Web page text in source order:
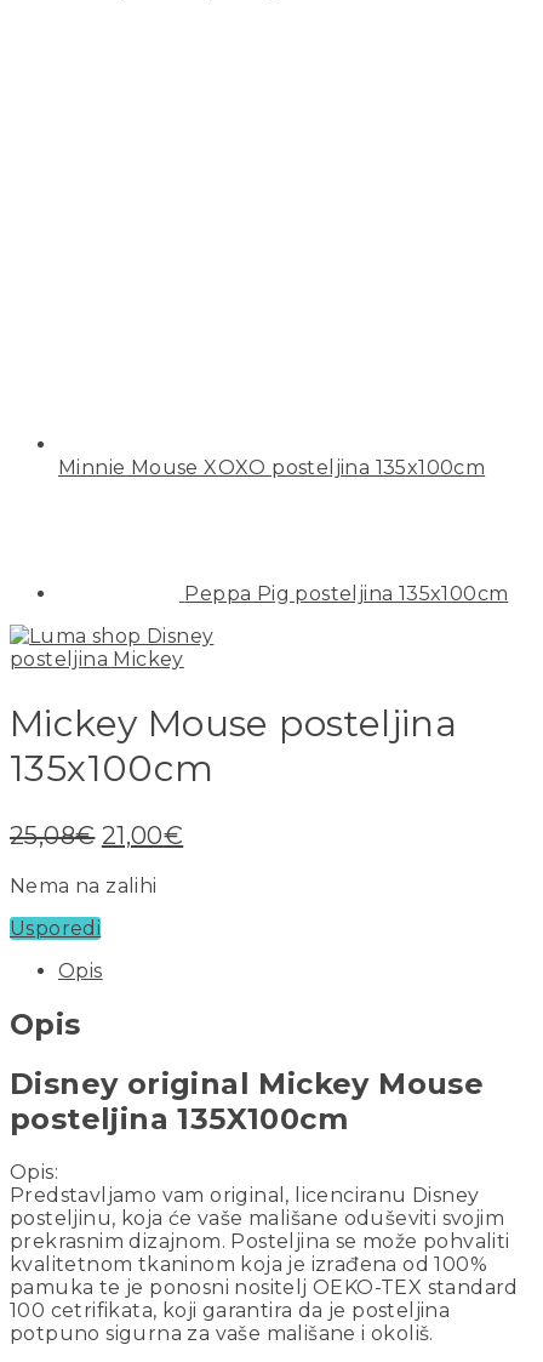
Minnie Mouse XOXO posteljina 135x100cm
Peppa Pig posteljina 135x100cm
Mickey Mouse posteljina
135x100cm
25,08€ 21,00€
Nema na zalihi
Usporedi
Opis
Opis
Disney original Mickey Mouse
posteljina 135X100cm
Opis:
Predstavljamo vam original, licenciranu Disney
posteljinu, koja će vaše mališane oduševiti svojim
prekrasnim dizajnom. Posteljina se može pohvaliti
kvalitetnom tkaninom koja je izrađena od 100%
pamuka te je ponosni nositelj OEKO-TEX standard
100 cetrifikata, koji garantira da je posteljina
potpuno sigurna za vaše mališane i okoliš.